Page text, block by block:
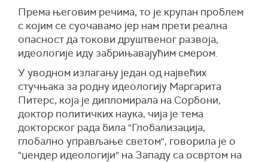
Према његовим речима, то је крупан проблем
с којим се суочавамо јер нам прети реална
опасност да токови друштвеног развоја,
идеологије иду забрињавајућим смером.
У уводном излагању један од највећих
стучњака за родну идеологију Маргарита
Питерс, која је дипломирала на Сорбони,
доктор политичких наука, чија је тема
докторског рада била "Глобализација,
глобално управљање светом", говорила је о
"џендер идеологији" на Западу са освртом на